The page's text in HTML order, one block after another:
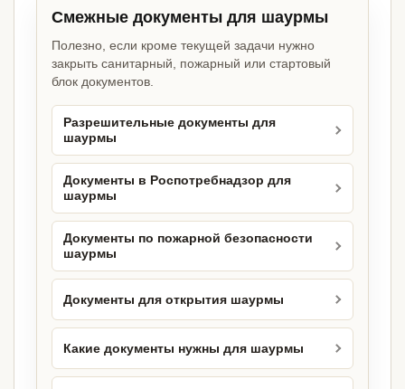
Смежные документы для шаурмы
Полезно, если кроме текущей задачи нужно
закрыть санитарный, пожарный или стартовый
блок документов.
Разрешительные документы для
шаурмы
Документы в Роспотребнадзор для
шаурмы
Документы по пожарной безопасности
шаурмы
Документы для открытия шаурмы
Какие документы нужны для шаурмы